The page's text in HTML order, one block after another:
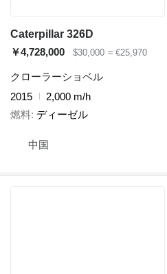
Caterpillar 326D
￥4,728,000
$30,000 ≈ €25,970
クローラーショベル
2015
2,000 m/h
燃料 ディーゼル
中国